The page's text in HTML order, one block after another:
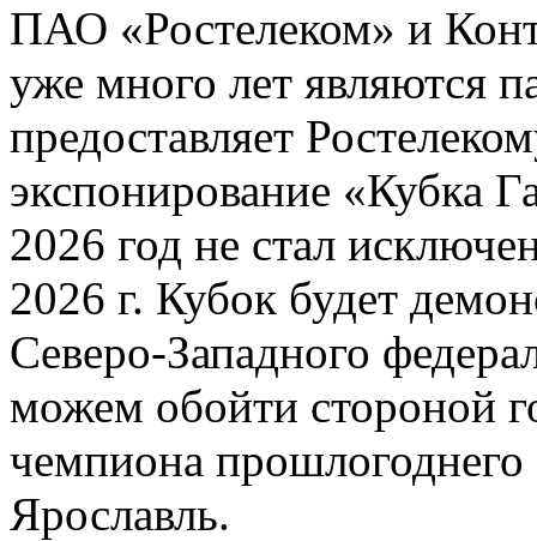
ПАО «Ростелеком» и
уже много лет являются
предоставляет
экспонирование «Кубка
2026 год не стал
2026 г. Кубок будет
Северо-Западного
можем обойти стороной
чемпиона
Ярославль.